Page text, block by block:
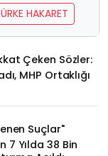
HAKARET
Çeken Sözler:
MHP Ortaklığı
Suçlar"
7 Yılda 38 Bin